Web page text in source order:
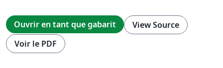
Ouvrir en tant que gabarit
View Source
Voir le PDF